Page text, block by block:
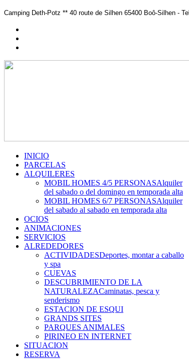
Camping Deth-Potz ** 40 route de Silhen 65400 Boô-Silhen - Te
INICIO
PARCELAS
ALQUILERES
MOBIL HOMES 4/5 PERSONASAlquiler
del sabado o del domingo en temporada alta
MOBIL HOMES 6/7 PERSONASAlquiler
del sabado al sabado en temporada alta
OCIOS
ANIMACIONES
SERVICIOS
ALREDEDORES
ACTIVIDADESDeportes, montar a caballo
y spa
CUEVAS
DESCUBRIMIENTO DE LA
NATURALEZACaminatas, pesca y
senderismo
ESTACION DE ESQUI
GRANDS SITES
PARQUES ANIMALES
PIRINEO EN INTERNET
SITUACION
RESERVA